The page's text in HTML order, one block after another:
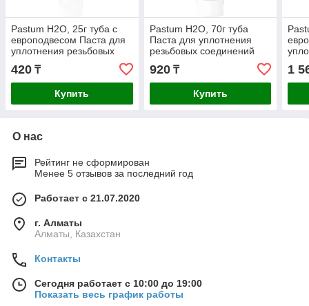
Pastum H2O, 25г туба с
европодвесом Паста для
уплотнения резьбовых
соединений
сантехнического
оборудования
420 ₸
Купить
Pastum H2O, 70г туба
Паста для уплотнения
резьбовых соединений
сантехнического
оборудования
920₸
Купить
1
О нас
Рейтинг не сформирован
Менее 5 отзывов за последний год
Работает с 21.07.2020
г. Алматы
Алматы, Казахстан
Контакты
Сегодня работает с 10:00 до 19:00
Показать весь график работы